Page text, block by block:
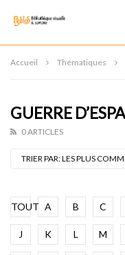
Accueil Thématiques
GUERRE
0 ARTICLES
TRIER PAR:LES PLUS
TOUT A B C
J K L M